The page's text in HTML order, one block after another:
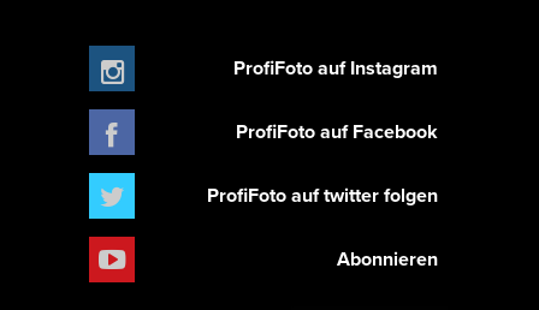
ProfiFoto auf Instagram
ProfiFoto auf Facebook
ProfiFoto auf twitter folgen
Abonnieren